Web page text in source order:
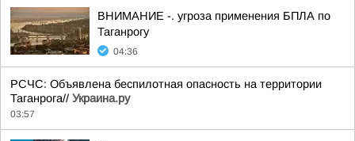
ВНИМАНИЕ -. угроза применения БПЛА по
Таганрогу
04:36
РСЧС: Объявлена беспилотная опасность на территории
Таганрога// Украина.ру
03:57